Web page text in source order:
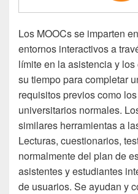
Los MOOCs se imparten
entornos interactivos a
límite en la asistencia y
su tiempo para completar
requisitos previos como
universitarios normales.
similares herramientas a
Lecturas, cuestionarios,
normalmente del plan de
asistentes y estudiantes
de usuarios. Se ayudan y